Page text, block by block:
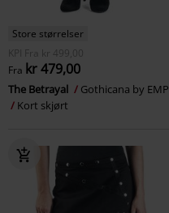
Store størrelser
KPI
Fra kr 499,00
Fra kr 479,00
The Betrayal
Gothicana by EMP
Kort skjørt